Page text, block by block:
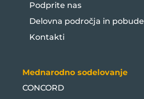
Podprite nas
Delovna področja in pobude
Kontakti
Mednarodno sodelovanje
CONCORD